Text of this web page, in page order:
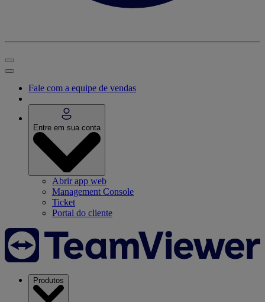
Fale com a equipe de vendas
Entre em sua conta
Abrir app web
Management Console
Ticket
Portal do cliente
Produtos